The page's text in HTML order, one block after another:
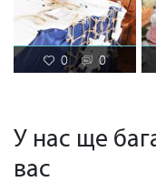
0 0
У нас ще
вас